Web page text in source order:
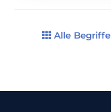
strukturierte
Alle